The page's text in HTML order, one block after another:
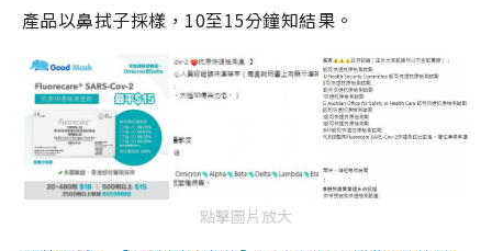
產品以鼻拭子採樣，10至15分鐘知結果。
點擊圖片放大